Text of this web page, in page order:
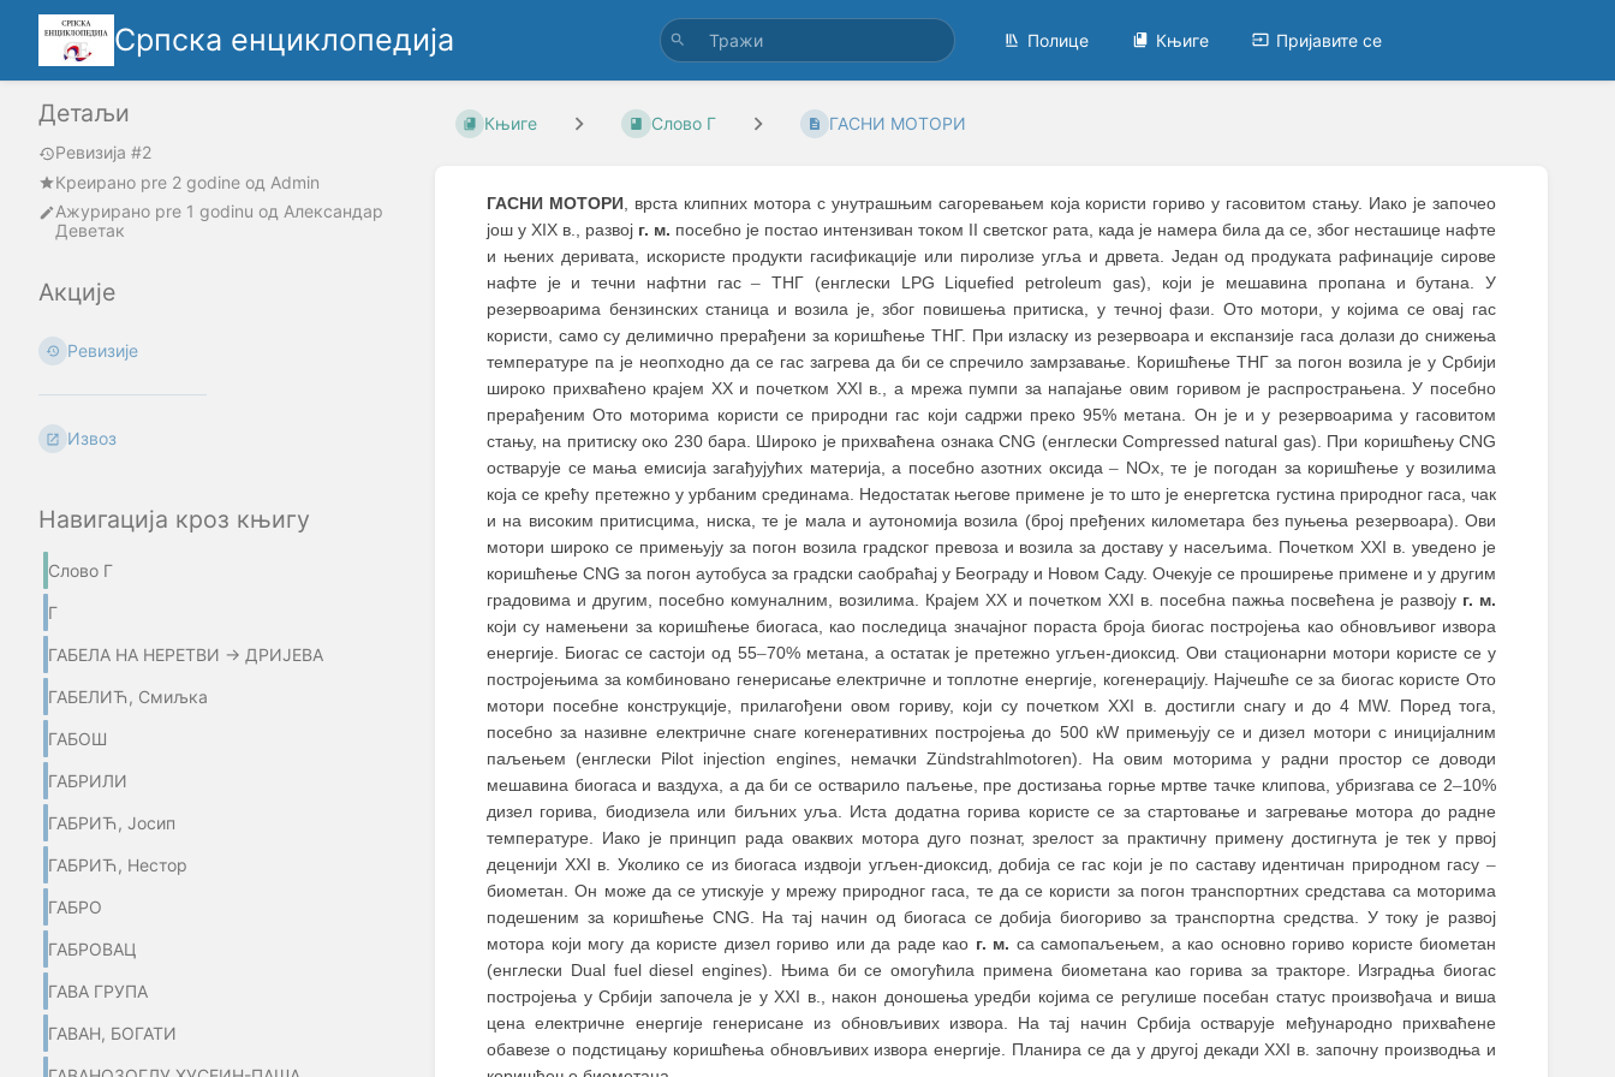
Српска енциклопедија Полице Књиге Пријавите се
Детаљи
Ревизија #2
Креирано pre 2 godine oд Admin
Ажурирано pre 1 godinu од Александар
Деветак
Акције
Ревизије
Извоз
Навигација кроз књигу
Слово Г
Г
ГАБЕЛА НА НЕРЕТВИ → ДРИЈЕВА
ГАБЕЛИЋ, Смиљка
ГАБОШ
ГАБРИЛИ
ГАБРИЋ, Јосип
ГАБРИЋ, Нестор
ГАБРО
ГАБРОВАЦ
ГАВА ГРУПА
ГАВАН, БОГАТИ
Књиге Слово Г ГАСНИ МОТОРИ
ГАСНИ МОТОРИ, врста клипних мотора с унутрашњим сагоревањем која користи гориво у гасовитом стању. Иако је започео
још у XIX в., развој г. м. посебно је постао интензиван током II светског рата, када је намера била да се, због несташице нафте
и њених деривата, искористе продукти гасификације или пиролизе угља и дрвета. Један од продуката рафинације сирове
нафте је и течни нафтни гас– ТНГ (енглески LPG Liquefied petroleum gas), који је мешавина пропана и бутана. У
резервоарима бензинских станица и возила је, због повишења притиска, у течној фази. Ото мотори, у којима се овај гас
користи, само су делимично прерађени за коришћење ТНГ. При изласку из резервоара и експанзије гаса долази до снижења
температуре па је неопходно да се гас загрева да би се спречило замрзавање. Коришћење ТНГ за погон возила је у Србији
широко прихваћено крајем XX и почетком XXI в., а мрежа пумпи за напајање овим горивом је распрострањена. У посебно
прерађеним Ото моторима користи се природни гас који садржи преко 95% метана. Он је и у резервоарима у гасовитом
стању, на притиску око 230 барa. Широко је прихваћена ознака CNG (енглески Compressed natural gas). При коришћењу CNG
остварује се мања емисија загађујућих материја, а посебно азотних оксида – NOx, те је погодан за коришћење у возилима
која се крећу претежно у урбаним срединама. Недостатак његове примене је то што је енергетска густина природног гаса, чак
и на високим притисцима, ниска, те је мала и аутономија возила (број пређених километара без пуњења резервоара). Ови
мотори широко се примењују за погон возила градског превоза и возила за доставу у насељима. Почетком XXI в. уведено је
коришћење CNG за погон аутобуса за градски саобраћај у Београду и Новом Саду. Очекује се проширење примене и у другим
градовима и другим, посебно комуналним, возилима. Крајем XX и почетком XXI в. посебна пажња посвећена је развоју г. м.
који су намењени за коришћење биогаса, као последица значајног пораста броја биогас постројења као обновљивог извора
енергије. Биогас се састоји од 55–70% метана, а остатак је претежно угљен-диоксид. Ови стационарни мотори користе се у
постројењима за комбиновано генерисање електричне и топлотне енергије, когенерацију. Најчешће се за биогас користе Ото
мотори посебне конструкције, прилагођени овом гориву, који су почетком XXI в. достигли снагу и до 4 МW. Поред тога,
посебно за називне електричне снаге когенеративних постројења до 500 кW примењују се и дизел мотори с иницијалним
паљењем (енглески Pilot injection engines, немачки Zündstrahlmotoren). На овим моторима у радни простор се доводи
мешавина биогаса и ваздуха, а да би се остварило паљење, пре достизања горње мртве тачке клипова, убризгава се 2–10%
дизел горива, биодизела или биљних уља. Иста додатна горива користе се за стартовање и загревање мотора до радне
температуре. Иако је принцип рада оваквих мотора дуго познат, зрелост за практичну примену достигнута је тек у првој
деценији XXI в. Уколико се из биогаса издвоји угљен-диоксид, добија се гас који је по саставу идентичан природном гасу –
биометан. Он може да се утискује у мрежу природног гаса, те да се користи за погон транспортних средстава са моторима
подешеним за коришћење CNG. На тај начин од биогаса се добија биогориво за транспортна средства. У току је развој
мотора који могу да користе дизел гориво или да раде као г. м. са самопаљењем, а као основно гориво користе биометан
(енглески Dual fuel diesel engines). Њима би се омогућила примена биометана као горива за тракторе. Изградња биогас
постројења у Србији започела је у XXI в., након доношења уредби којима се регулише посебан статус произвођача и виша
цена електричне енергије генерисане из обновљивих извора. На тај начин Србија остварује међународно прихваћене
обавезе о подстицању коришћења обновљивих извора енергије. Планира се да у другој декади XXI в. започну производња и